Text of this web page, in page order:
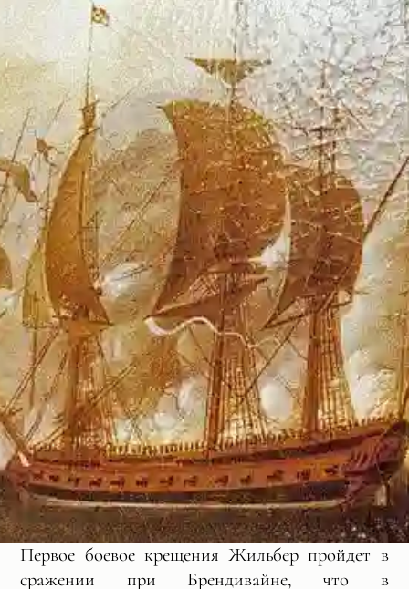
Первое боевое крещения Жильбер пройдет в
сражении при Брендивайне, что в